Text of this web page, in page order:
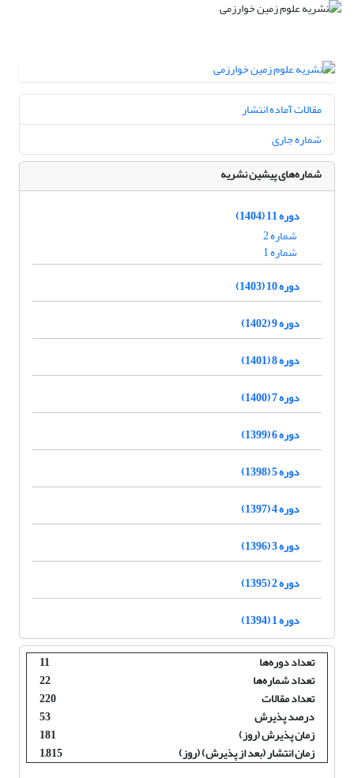
مقالات آماده انتشار
شماره جاری
شماره‌های پیشین نشریه
دوره 11 (1404)
شماره 2
شماره 1
دوره 10 (1403)
دوره 9 (1402)
دوره 8 (1401)
دوره 7 (1400)
دوره 6 (1399)
دوره 5 (1398)
دوره 4 (1397)
دوره 3 (1396)
دوره 2 (1395)
دوره 1 (1394)
تعداد دوره‌ها
11
تعداد شماره‌ها
22
تعداد مقالات
220
درصد پذیرش
53
زمان پذیرش (روز)
181
زمان انتشار (بعد از پذیرش) (روز)
1,815